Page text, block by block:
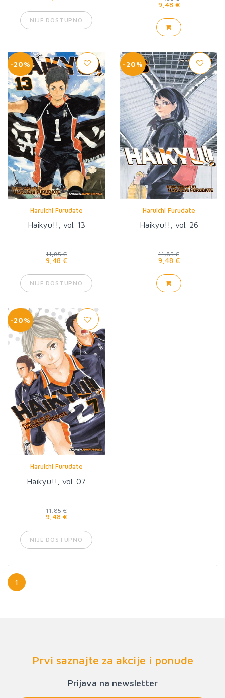
NIJE DOSTUPNO
9,48 €
-20%
Haruichi Furudate
Haikyu!!, vol. 13
11,85 €
9,48 €
NIJE DOSTUPNO
-20%
Haruichi Furudate
Haikyu!!, vol. 26
11,85 €
9,48 €
-20%
Haruichi Furudate
Haikyu!!, vol. 07
11,85 €
9,48 €
NIJE DOSTUPNO
1
Prvi saznajte za akcije i ponude
Prijava na newsletter